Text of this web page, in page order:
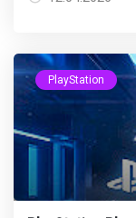
PlayStation